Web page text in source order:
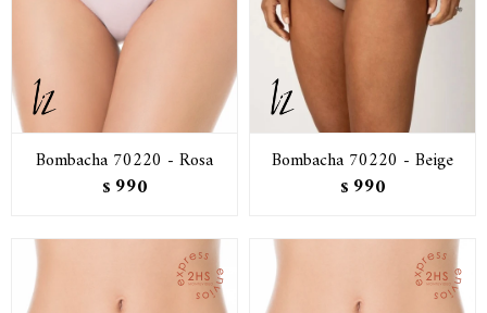
Bombacha 70220 - Rosa
$ 990
Bombacha 70220 - Beige
$ 990